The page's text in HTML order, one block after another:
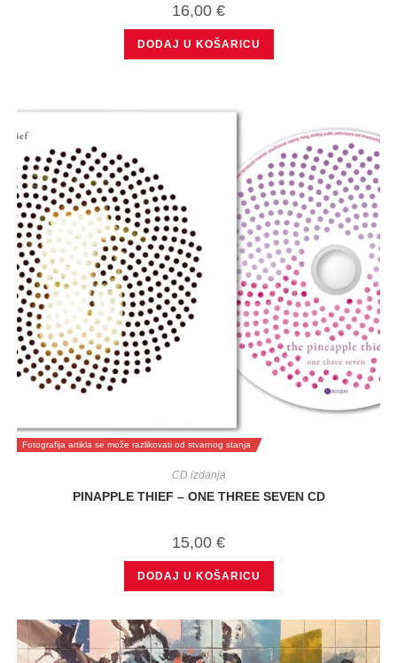
16,00 €
DODAJ U KOŠARICU
Fotografija artikla se može razlikovati od stvarnog stanja
CD izdanja
PINAPPLE THIEF – ONE THREE SEVEN CD
15,00 €
DODAJ U KOŠARICU